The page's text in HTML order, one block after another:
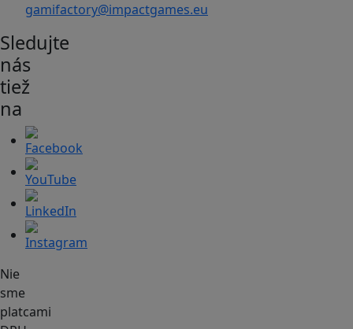
gamifactory@impactgames.eu
Sledujte
nás
tiež
na
Nie
sme
platcami